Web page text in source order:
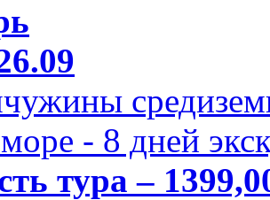
- 8 дней
тура –